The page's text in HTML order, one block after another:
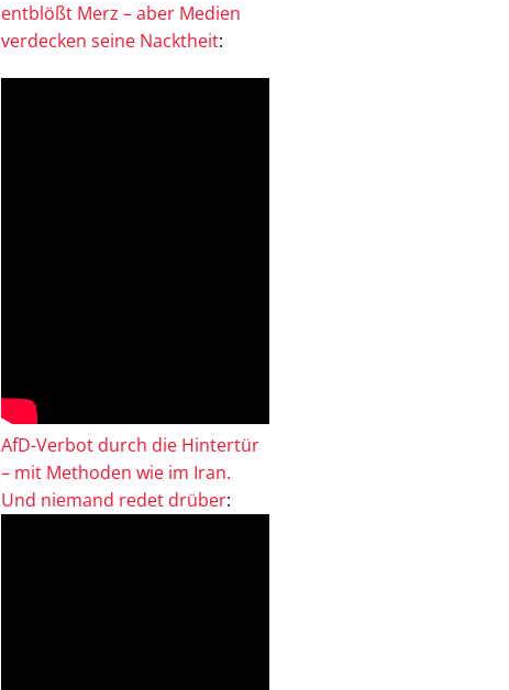
entblößt Merz – aber Medien
verdecken seine Nacktheit:
AfD-Verbot durch die Hintertür
– mit Methoden wie im Iran.
Und niemand redet drüber: